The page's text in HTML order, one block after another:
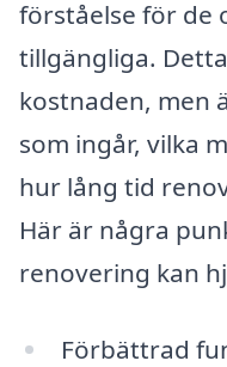
förståelse för de
tillgängliga.
kostnaden, men
som ingår, vilka
hur lång tid
Här är några
renovering kan
Förbättrad